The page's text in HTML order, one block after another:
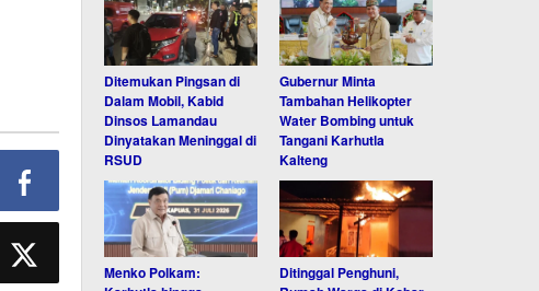
Ditemukan Pingsan di
Dalam Mobil, Kabid
Dinsos Lamandau
Dinyatakan Meninggal di
RSUD
Gubernur Minta
Tambahan Helikopter
Water Bombing untuk
Tangani Karhutla
Kalteng
Menko Polkam:
Ditinggal Penghuni,